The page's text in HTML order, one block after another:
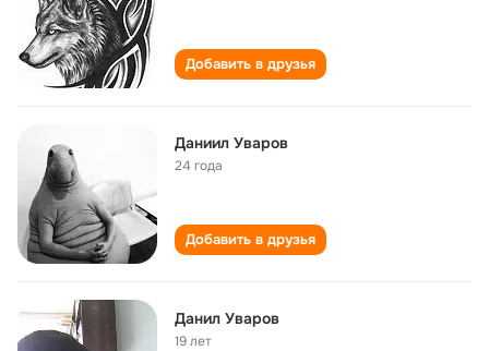
Добавить в друзья
Даниил Уваров
24 года
Добавить в друзья
Данил Уваров
19 лет